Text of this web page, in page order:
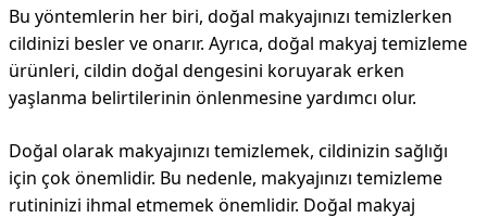
Bu yöntemlerin her biri, doğal makyajınızı temizlerken
cildinizi besler ve onarır. Ayrıca, doğal makyaj temizleme
ürünleri, cildin doğal dengesini koruyarak erken
yaşlanma belirtilerinin önlenmesine yardımcı olur.
Doğal olarak makyajınızı temizlemek, cildinizin sağlığı
için çok önemlidir. Bu nedenle, makyajınızı temizleme
rutininizi ihmal etmemek önemlidir. Doğal makyaj